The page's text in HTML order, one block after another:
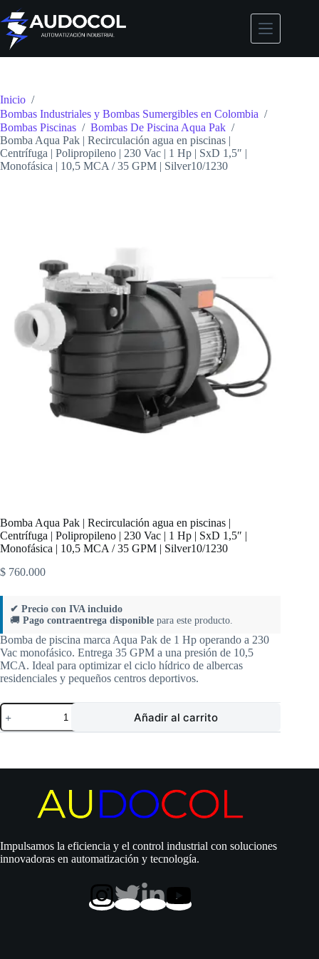
Saltar
al
contenido
Inicio /
Bombas Industriales y Bombas Sumergibles en Colombia /
Bombas Piscinas / Bombas De Piscina Aqua Pak /
Bomba Aqua Pak | Recirculación agua en piscinas |
Centrífuga | Polipropileno | 230 Vac | 1 Hp | SxD 1,5″ |
Monofásica | 10,5 MCA / 35 GPM | Silver10/1230
Bomba Aqua Pak | Recirculación agua en piscinas |
Centrífuga | Polipropileno | 230 Vac | 1 Hp | SxD 1,5″ |
Monofásica | 10,5 MCA / 35 GPM | Silver10/1230
$ 760.000
✔ Precio con IVA incluido
🚚 Pago contraentrega disponible para este producto.
Bomba de piscina marca Aqua Pak de 1 Hp operando a 230
Vac monofásico. Entrega 35 GPM a una presión de 10,5
MCA. Ideal para optimizar el ciclo hídrico de albercas
residenciales y pequeños centros deportivos.
Bomba
Aqua
Pak
agua
Centrífuga
Polipropileno
|
230
Añadir al carrito
Impulsamos la eficiencia y el control industrial con soluciones
innovadoras en automatización y tecnología.